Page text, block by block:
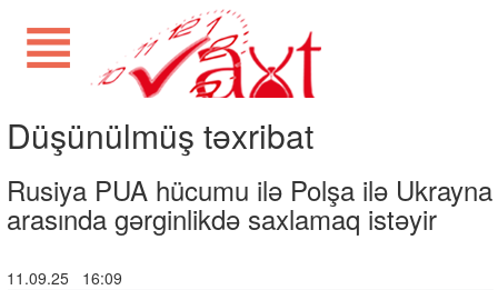
Düşünülmüş təxribat
Rusiya PUA hücumu ilə Polşa ilə Ukrayna
arasında gərginlikdə saxlamaq istəyir
11.09.25 16:09